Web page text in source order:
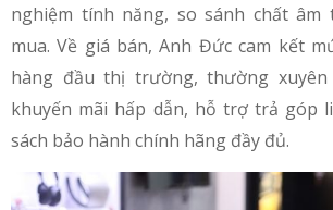
nghiệm tính năng, so sánh chất
mua. Về giá bán, Anh Đức cam kết
hàng đầu thị trường, thường
khuyến mãi hấp dẫn, hỗ trợ trả góp
sách bảo hành chính hãng đầy đủ.